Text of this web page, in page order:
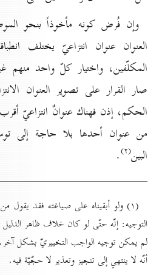
وإن فُرض كونه مأخوذاً بنحو
العنوان عنوان انتزاعيّ يختلف
المكلّفين، واختيار كلّ واحد منهم
صار القرار على تصوير العنوان
الحكم، إذن فهناك عنوانٌ انتزاعيّ
من عنوان أحدها بلا حاجة إلى
البين(۲) .
(۱) ولو أبقيناه على صياغته فقد يقول
التوجيه: إنّه حتّى لو كان خلاف ظاهر الدليل
لم يمكن توجيه الواجب التخييريّ بشكل
أنّه لا ينتهي إلى تنجيز وتعذير لا حجّيّة فيه.